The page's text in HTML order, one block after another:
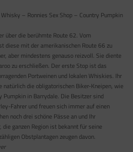
– Ronnies Sex Shop – Country Pumpkin
über die berühmte Route 62. Vom
diese mit der amerikanischen Route 66 zu
aber mindestens genauso reizvoll. Sie diente
zu erschließen. Der erste Stop ist das
Portweinen und lokalen Whiskies. Ihr
natürlich die obligatorischen Biker-Kneipen, wie
Pumpkin in Barrydale. Die Besitzer sind
Fahrer und freuen sich immer auf einen
noch drei schöne Pässe an und Ihr
die ganzen Region ist bekannt für seine
Obstplantagen zeugen davon.